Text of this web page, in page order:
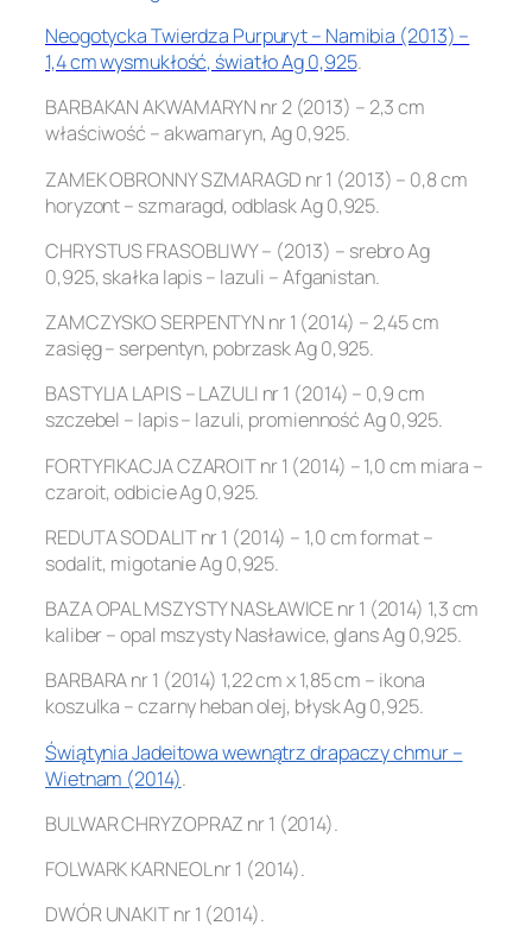
Neogotycka Twierdza Purpuryt – Namibia (2013) –
1,4 cm wysmukłość, światło Ag 0,925.
BARBAKAN AKWAMARYN nr 2 (2013) – 2,3 cm
właściwość – akwamaryn, Ag 0,925.
ZAMEK OBRONNY SZMARAGD nr 1 (2013) – 0,8 cm
horyzont – szmaragd, odblask Ag 0,925.
CHRYSTUS FRASOBLIWY – (2013) – srebro Ag
0,925, skałka lapis – lazuli – Afganistan.
ZAMCZYSKO SERPENTYN nr 1 (2014) – 2,45 cm
zasięg – serpentyn, pobrzask Ag 0,925.
BASTYLIA LAPIS – LAZULI nr 1 (2014) – 0,9 cm
szczebel – lapis – lazuli, promienność Ag 0,925.
FORTYFIKACJA CZAROIT nr 1 (2014) – 1,0 cm miara –
czaroit, odbicie Ag 0,925.
REDUTA SODALIT nr 1 (2014) – 1,0 cm format –
sodalit, migotanie Ag 0,925.
BAZA OPAL MSZYSTY NASŁAWICE nr 1 (2014) 1,3 cm
kaliber – opal mszysty Nasławice, glans Ag 0,925.
BARBARA nr 1 (2014) 1,22 cm x 1,85 cm – ikona
koszulka – czarny heban olej, błysk Ag 0,925.
Świątynia Jadeitowa wewnątrz drapaczy chmur –
Wietnam (2014).
BULWAR CHRYZOPRAZ nr 1 (2014).
FOLWARK KARNEOL nr 1 (2014).
DWÓR UNAKIT nr 1 (2014).